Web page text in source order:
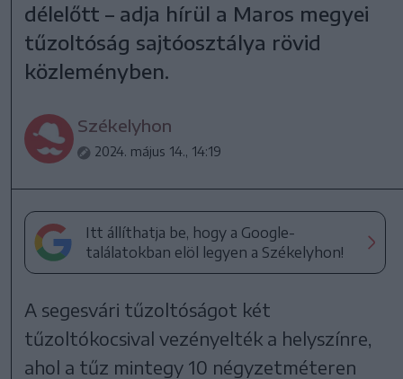
délelőtt – adja hírül a Maros megyei
tűzoltóság sajtóosztálya rövid
közleményben.
Székelyhon
2024. május 14., 14:19
Itt állíthatja be, hogy a Google-
találatokban elöl legyen a Székelyhon!
A segesvári tűzoltóságot két
tűzoltókocsival vezényelték a helyszínre,
ahol a tűz mintegy 10 négyzetméteren